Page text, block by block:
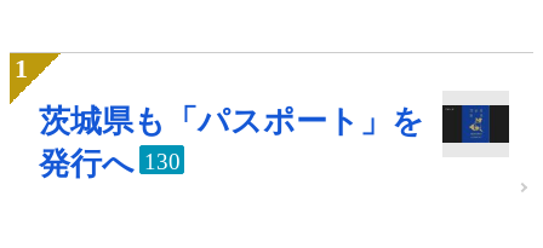
茨城県も「パスポート」を
発行へ 130